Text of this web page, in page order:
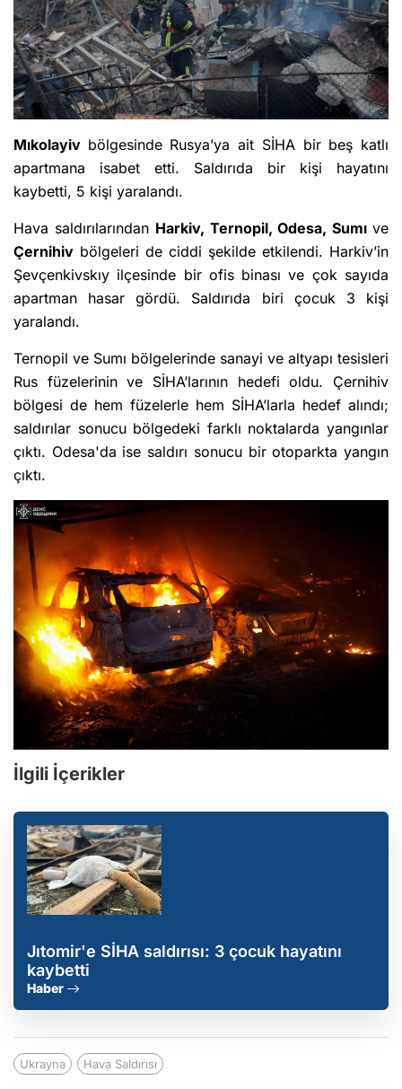
Mıkolayiv bölgesinde Rusya’ya ait SİHA bir beş katlı
apartmana isabet etti. Saldırıda bir kişi hayatını
kaybetti, 5 kişi yaralandı.
Hava saldırılarından Harkiv, Ternopil, Odesa, Sumıve
Çernihiv bölgeleri de ciddi şekilde etkilendi. Harkiv’in
Şevçenkivskıy ilçesinde bir ofis binası ve çok sayıda
apartman hasar gördü. Saldırıda biri çocuk 3 kişi
yaralandı.
Ternopil ve Sumı bölgelerinde sanayi ve altyapı tesisleri
Rus füzelerinin ve SİHA’larının hedefi oldu. Çernihiv
bölgesi de hem füzelerle hem SİHA’larla hedef alındı;
saldırılar sonucu bölgedeki farklı noktalarda yangınlar
çıktı. Odesa'da ise saldırı sonucu bir otoparkta yangın
çıktı.
İlgili İçerikler
Jıtomir'e SİHA saldırısı: 3 çocuk hayatını
kaybetti
Haber
Ukrayna Hava Saldırısı